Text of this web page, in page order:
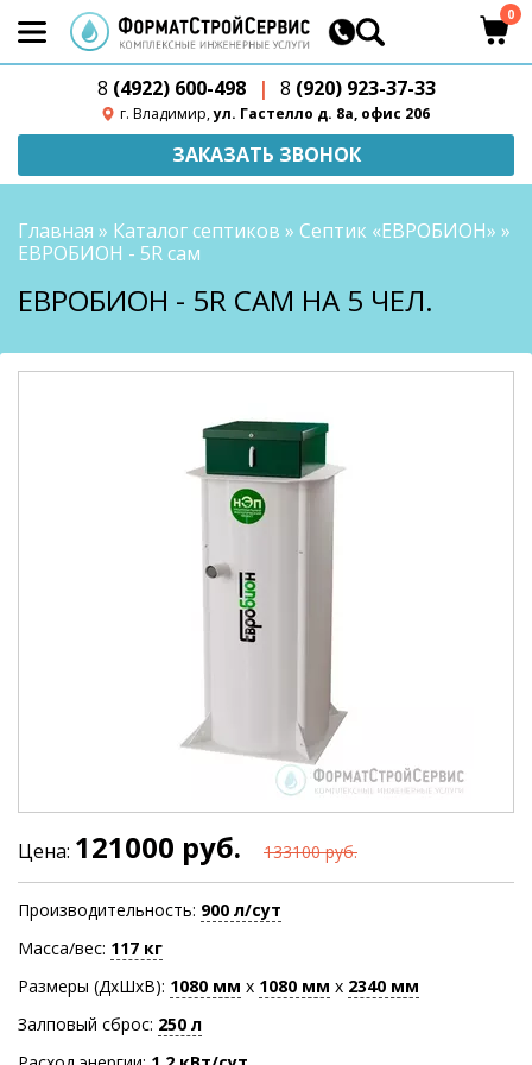
8 (4922) 600-498 | 8 (920) 923-37-33
г. Владимир,ул. Гастелло д. 8а, офис 206
0
ЗАКАЗАТЬ ЗВОНОК
Главная » Каталог септиков » Септик «ЕВРОБИОН» »
ЕВРОБИОН - 5R сам
ЕВРОБИОН - 5R САМ НА 5 ЧЕЛ.
Цена: 121000 руб. 133100 руб.
Производительность: 900 л/сут
Масса/вес: 117 кг
Размеры (ДхШхВ): 1080 мм х 1080 мм х 2340 мм
Залповый сброс: 250 л